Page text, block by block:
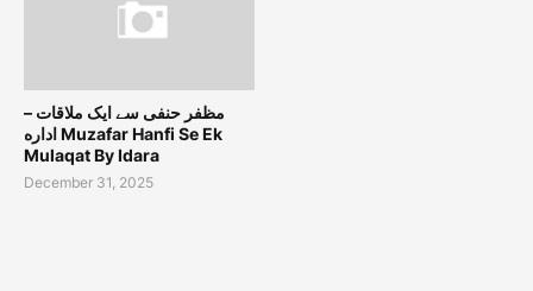
مظفر حنفی سے ایک ملاقات –
اداره Muzafar Hanfi Se Ek
Mulaqat By Idara
December 31, 2025